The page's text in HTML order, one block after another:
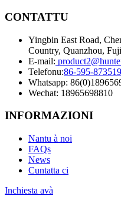
CONTATTU
Yingbin East Road,
Country, Quanzhou,
E-mail:
Telefonu:86-595-
Whatsapp:
Wechat: 18965698810
INFORMAZIONI
Nantu à noi
FAQs
News
Cuntatta ci
Inchiesta avà